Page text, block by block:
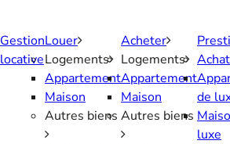
Gestion
locative
Louer
Logements
Appartement
Maison
Autres biens
Acheter
Logements
Appartement
Maison
Autres biens
Achat
de
luxe